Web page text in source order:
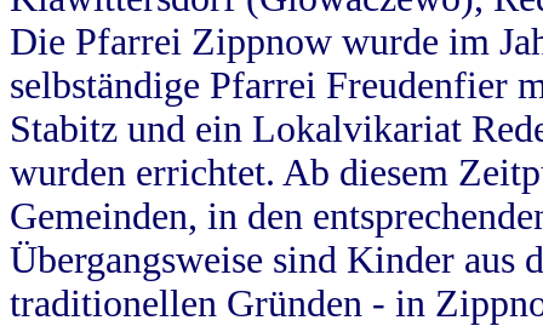
Die Pfarrei Zippnow wurde im
selbständige Pfarrei Freudenfier
Stabitz und ein Lokalvikariat
wurden errichtet. Ab diesem
Gemeinden, in den
Übergangsweise sind Kinder aus
traditionellen Gründen - in